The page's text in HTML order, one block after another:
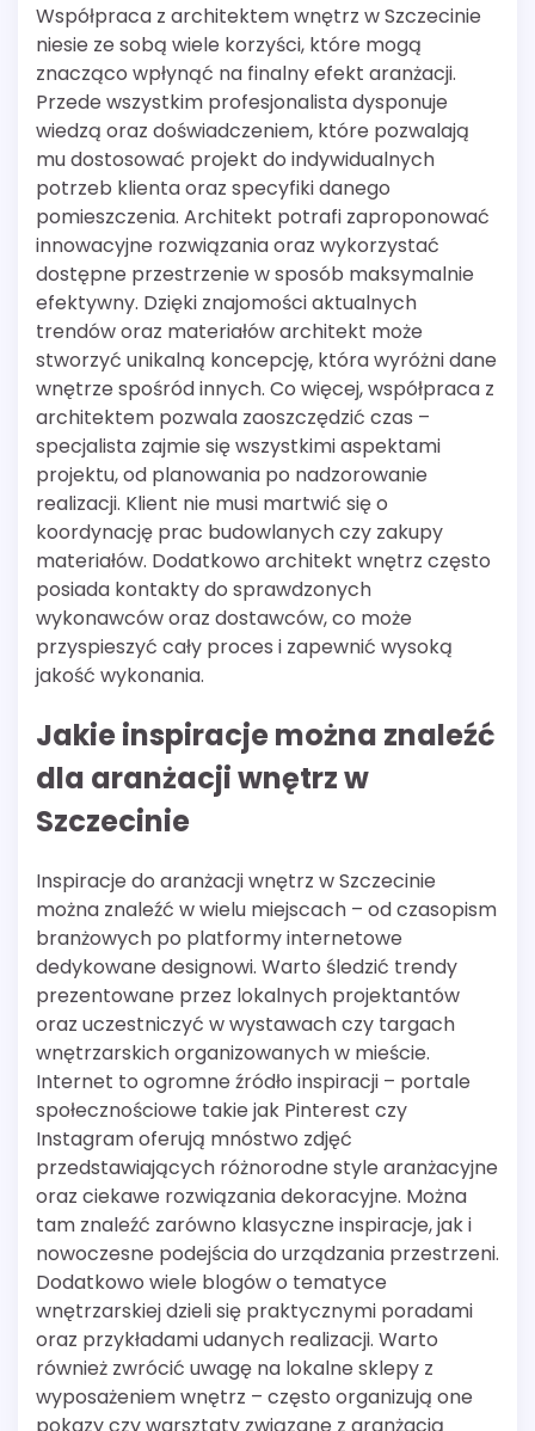
Współpraca z architektem wnętrz w Szczecinie
niesie ze sobą wiele korzyści, które mogą
znacząco wpłynąć na finalny efekt aranżacji.
Przede wszystkim profesjonalista dysponuje
wiedzą oraz doświadczeniem, które pozwalają
mu dostosować projekt do indywidualnych
potrzeb klienta oraz specyfiki danego
pomieszczenia. Architekt potrafi zaproponować
innowacyjne rozwiązania oraz wykorzystać
dostępne przestrzenie w sposób maksymalnie
efektywny. Dzięki znajomości aktualnych
trendów oraz materiałów architekt może
stworzyć unikalną koncepcję, która wyróżni dane
wnętrze spośród innych. Co więcej, współpraca z
architektem pozwala zaoszczędzić czas –
specjalista zajmie się wszystkimi aspektami
projektu, od planowania po nadzorowanie
realizacji. Klient nie musi martwić się o
koordynację prac budowlanych czy zakupy
materiałów. Dodatkowo architekt wnętrz często
posiada kontakty do sprawdzonych
wykonawców oraz dostawców, co może
przyspieszyć cały proces i zapewnić wysoką
jakość wykonania.
Jakie inspiracje można znaleźć
dla aranżacji wnętrz w
Szczecinie
Inspiracje do aranżacji wnętrz w Szczecinie
można znaleźć w wielu miejscach – od czasopism
branżowych po platformy internetowe
dedykowane designowi. Warto śledzić trendy
prezentowane przez lokalnych projektantów
oraz uczestniczyć w wystawach czy targach
wnętrzarskich organizowanych w mieście.
Internet to ogromne źródło inspiracji – portale
społecznościowe takie jak Pinterest czy
Instagram oferują mnóstwo zdjęć
przedstawiających różnorodne style aranżacyjne
oraz ciekawe rozwiązania dekoracyjne. Można
tam znaleźć zarówno klasyczne inspiracje, jak i
nowoczesne podejścia do urządzania przestrzeni.
Dodatkowo wiele blogów o tematyce
wnętrzarskiej dzieli się praktycznymi poradami
oraz przykładami udanych realizacji. Warto
również zwrócić uwagę na lokalne sklepy z
wyposażeniem wnętrz – często organizują one
pokazy czy warsztaty związane z aranżacją